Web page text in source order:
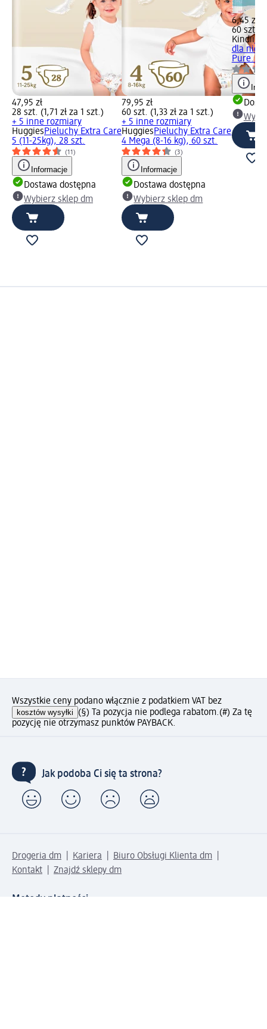
47,95 zł
28 szt. (1,71 zł za 1 szt.)
+ 5 inne rozmiary
HuggiesPieluchy Extra Care
5 (11-25kg), 28 szt.
(11)
Informacje
Dostawa dostępna
Wybierz sklep dm
79,95 zł
60 szt. (1,33 zł za 1 szt.)
+ 5 inne rozmiary
HuggiesPieluchy Extra Care
4 Mega (8-16 kg), 60 szt.
(3)
Informacje
Dostawa dostępna
Wybierz sklep dm
6,45 zł
60 szt.
Kindii
dla
Pure...,
Wszystkie ceny podano włącznie z podatkiem VAT bez
kosztów wysyłki (§) Ta pozycja nie podlega rabatom.(#) Za tę
pozycję nie otrzymasz punktów PAYBACK.
Jak podoba Ci się ta strona?
Drogeria dm Kariera
Biuro Obsługi Klienta dm
Kontakt
Znajdź sklepy dm
Metody płatności